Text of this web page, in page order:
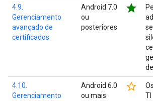
4.9.
Gerenciamento
avançado de
certificados
Android 7.0
ou
posteriores
star
4.10.
Gerenciamento
Android 6.0
ou mais
star_border